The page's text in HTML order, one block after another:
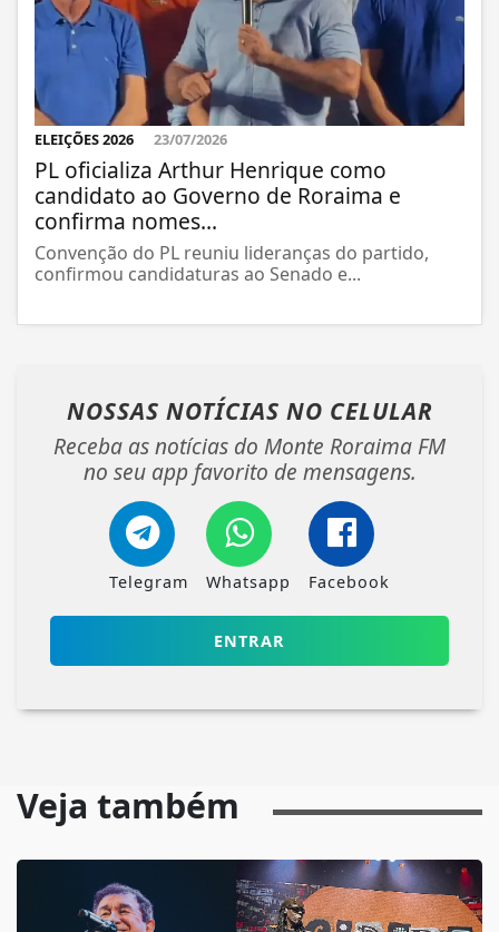
ELEIÇÕES 2026 23/07/2026
PL oficializa Arthur Henrique como
candidato ao Governo de Roraima e
confirma nomes...
Convenção do PL reuniu lideranças do partido,
confirmou candidaturas ao Senado e...
NOSSAS NOTÍCIAS NO CELULAR
Receba as notícias do Monte Roraima FM
no seu app favorito de mensagens.
Telegram Whatsapp Facebook
ENTRAR
Veja também